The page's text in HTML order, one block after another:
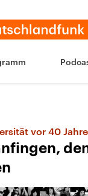
vor 40